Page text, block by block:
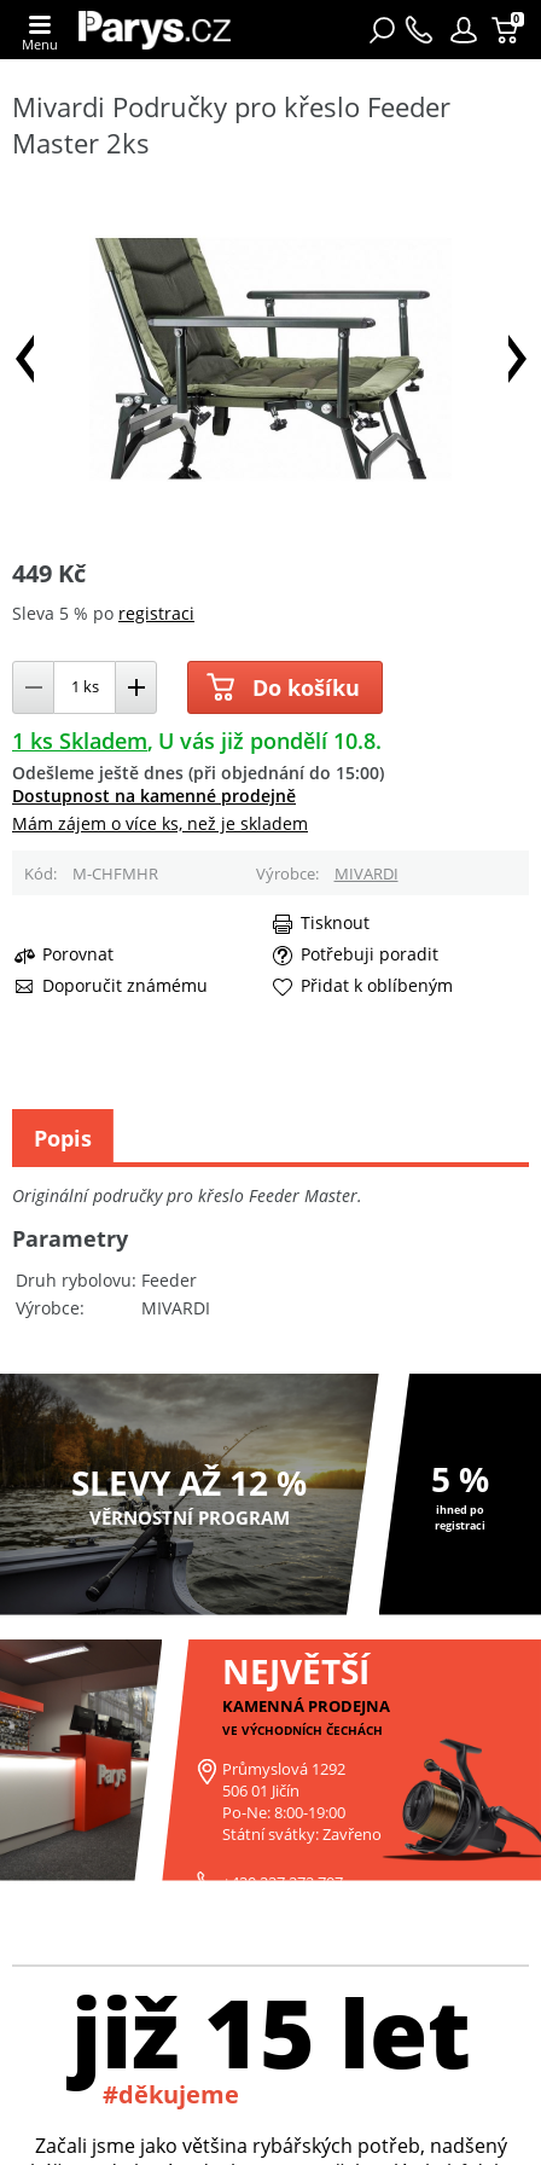
0
Menu
Mivardi Područky pro křeslo Feeder
Master 2ks
449 Kč
Sleva 5 % po registraci
Do košíku
1 ks Skladem U vás již pondělí 10.8.
Odešleme ještě dnes (při objednání do 15:00)
Dostupnost na kamenné prodejně
Mám zájem o více ks, než je skladem
Kód M-CHFMHR Výrobce MIVARDI
Porovnat
Potřebuji poradit
Doporučit známému
Tisknout
Přidat k oblíbeným
Originální područky pro křeslo Feeder Master.
Druh rybolovu Feeder
Výrobce
MIVARDI
Parametry
Popis
SLEVY AŽ 12 %
VĚRNOSTNÍ PROGRAM
5 %
ihned po
registraci
NEJVĚTŠÍ
KAMENNÁ PRODEJNA
VE VÝCHODNÍCH ČECHÁCH
Průmyslová 1292
506 01 Jičín
Po-Ne: 8:00-19:00
Státní svátky: Zavřeno
+420 227 272 797
již 15 let
#děkujeme
Začali jsme jako většina rybářských potřeb, nadšený